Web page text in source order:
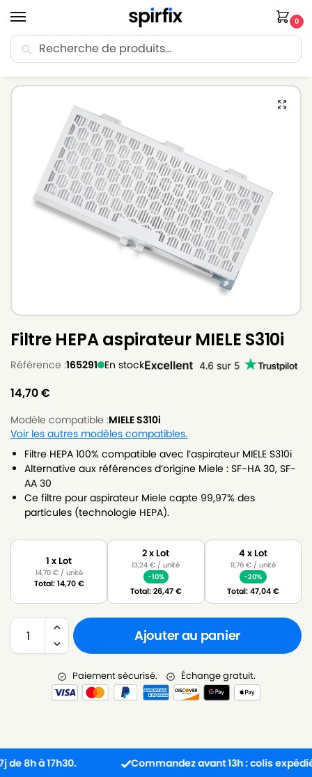
0
🚚 Livraison Point Relais offerte dès 30€ d’achat.
Filtre HEPA aspirateur MIELE S310i
Référence :165291 En stock
14,70€
Modèle compatible :MIELE S310i
Voir les autres modèles compatibles.
Filtre HEPA 100% compatible avec l’aspirateur MIELE S310i
Alternative aux références d’origine Miele : SF-HA 30, SF-
AA 30
Ce filtre pour aspirateur Miele capte 99,97% des
particules (technologie HEPA).
1 x Lot
14,70 €/ unité
Total:14,70€
2 x Lot
13,24€ / unité
-10%
Total:26,47€
4 x Lot
11,76 €/ unité
-20%
Total:47,04€
Ajouter au panier
Paiement sécurisé. Échange gratuit.
à 17h30. Commandez avant 13h : colis expédié le